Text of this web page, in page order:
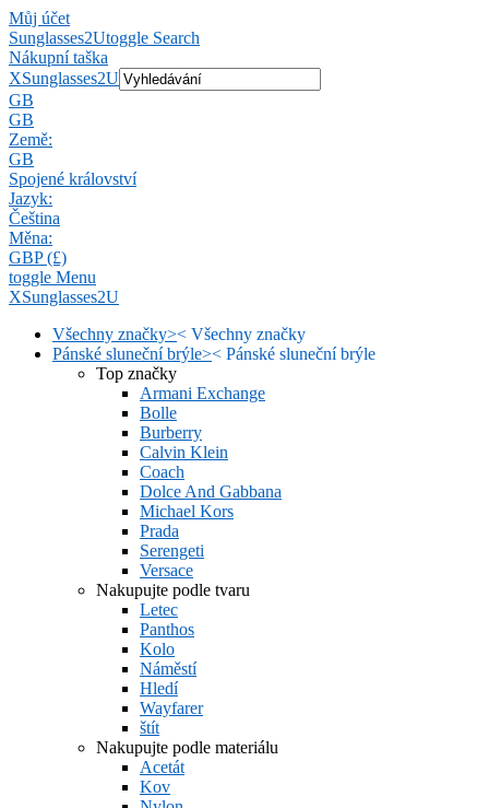
Můj účet
Sunglasses2Utoggle Search
Nákupní taška
XSunglasses2U
GB
GB
Země:
GB
Spojené království
Jazyk:
Čeština
Měna:
GBP (£)
toggle Menu
XSunglasses2U
Všechny značky>< Všechny značky
Pánské sluneční brýle>< Pánské sluneční brýle
Top značky
Armani Exchange
Bolle
Burberry
Calvin Klein
Coach
Dolce And Gabbana
Michael Kors
Prada
Serengeti
Versace
Nakupujte podle tvaru
Letec
Panthos
Kolo
Náměstí
Hledí
Wayfarer
štít
Nakupujte podle materiálu
Acetát
Kov